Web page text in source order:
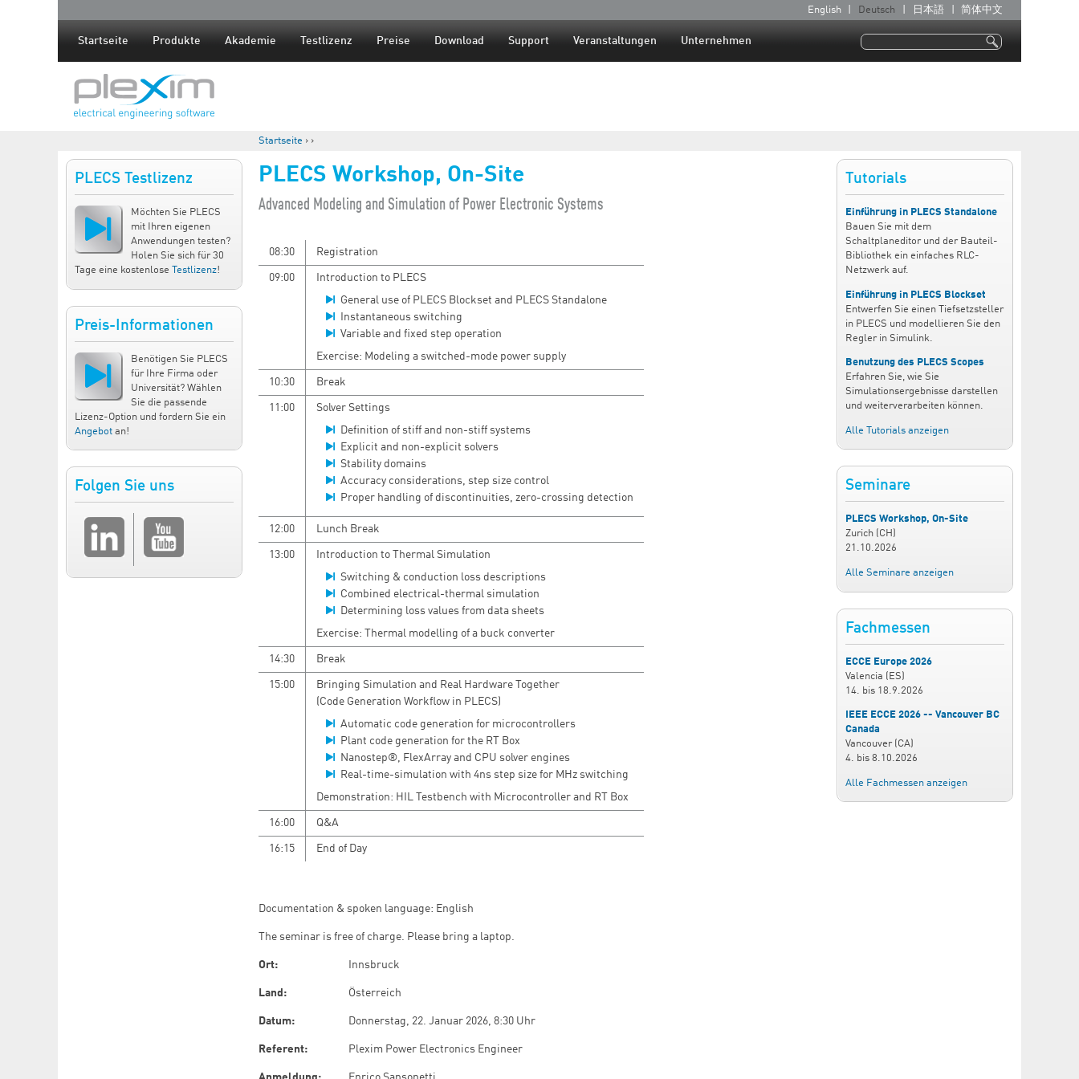
S
English Deutsch 日本語 简体中文
Startseite Produkte Akademie Testlizenz Preise Download Support Veranstaltungen Unternehmen
Suchformular
Suche
Sie sind hier
Startseite › ›
PLECS Workshop, On-Site
​Advanced Modeling and Simulation of Power Electronic Systems
08:30 Registration
09:00
Introduction to PLECS
General use of PLECS Blockset and PLECS Standalone
Instantaneous switching
Variable and fixed step operation
Exercise: Modeling a switched-mode power supply
10:30 Break
11:00
Solver Settings
Definition of stiff and non-stiff systems
Explicit and non-explicit solvers
Stability domains
Accuracy considerations, step size control
Proper handling of discontinuities, zero-crossing detection
12:00 Lunch Break
13:00
Introduction to Thermal Simulation
Switching & conduction loss descriptions
Combined electrical-thermal simulation
Determining loss values from data sheets
Exercise: Thermal modelling of a buck converter
14:30 Break
15:00
Bringing Simulation and Real Hardware Together
(Code Generation Workflow in PLECS)
Automatic code generation for microcontrollers
Plant code generation for the RT Box
Nanostep®, FlexArray and CPU solver engines
Real-time-simulation with 4ns step size for MHz switching
Demonstration: HIL Testbench with Microcontroller and RT Box
16:00 Q&A
16:15 End of Day
Documentation & spoken language: English
The seminar is free of charge. Please bring a laptop.
Ort: Innsbruck
Land: Österreich
Datum: Donnerstag, 22. Januar 2026, 8:30 Uhr
Referent: Plexim Power Electronics Engineer
PLECS Testlizenz
Möchten Sie PLECS
mit Ihren eigenen
Anwendungen testen?
Holen Sie sich für 30
Tage eine kostenlose Testlizenz!
Preis-Informationen
Benötigen Sie PLECS
für Ihre Firma oder
Universität? Wählen
Sie die passende
Lizenz-Option und fordern Sie ein
Angebot an!
Folgen Sie uns
Tutorials
Einführung in PLECS Standalone
Bauen Sie mit dem
Schaltplaneditor und der Bauteil-
Bibliothek ein einfaches RLC-
Netzwerk auf.
Einführung in PLECS Blockset
Entwerfen Sie einen Tiefsetzsteller
in PLECS und modellieren Sie den
Regler in Simulink.
Benutzung des PLECS Scopes
Erfahren Sie, wie Sie
Simulationsergebnisse darstellen
und weiterverarbeiten können.
Alle Tutorials anzeigen
Seminare
PLECS Workshop, On-Site
Zurich (CH)
21.10.2026
Alle Seminare anzeigen
Fachmessen
ECCE Europe 2026
Valencia (ES)
14.
bis 18.9.2026
IEEE ECCE 2026 -- Vancouver BC
Canada
Vancouver (CA)
4. bis 8.10.2026
Alle Fachmessen anzeigen